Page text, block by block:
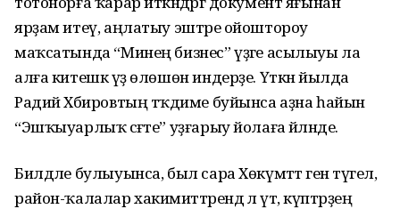
ярҙам итеү, аңлатыу эштәре ойоштороу
маҡсатында “Минең бизнес” үҙәге асылыуы ла
алға китешкә үҙ өлөшөн индерҙе. Үткән йылда
Радий Хәбировтың тәҡдиме буйынса аҙна һайын
“Эшҡыуарлыҡ сәғәте” уҙғарыу йолаға әйләнде.
Билдәле булыуынса, был сара Хөкүмәттә генә түгел,
район-ҡалалар хакимиәттәрендә лә үтә, күптәрҙең